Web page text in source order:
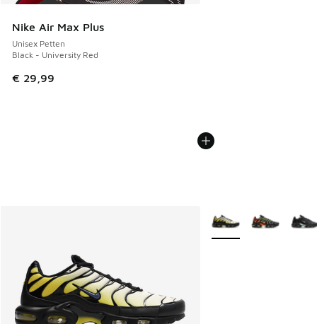
Nike Air Max Plus
Unisex Petten
Black - University Red
€ 29,99
Meer kleuren